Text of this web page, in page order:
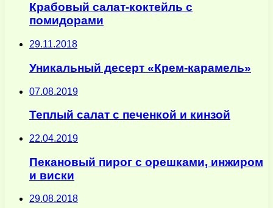
Крабовый салат-коктейль с
помидорами
29.11.2018
Уникальный десерт «Крем-карамель»
07.08.2019
Теплый салат с печенкой и кинзой
22.04.2019
Пекановый пирог с орешками, инжиром
и виски
29.08.2018